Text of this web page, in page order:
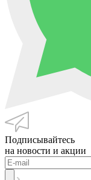
Подписывайтесь
на новости и акции